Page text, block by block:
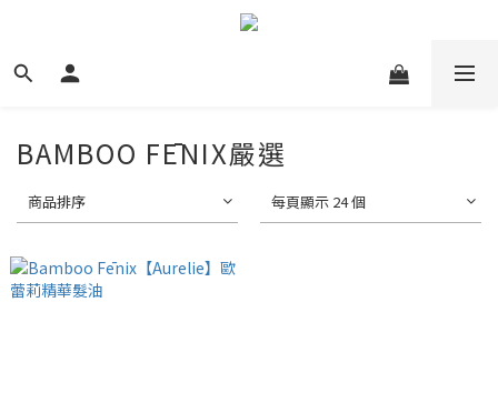
BAMBOO FĒNIX 嚴選
商品排序 每頁顯示 24 個